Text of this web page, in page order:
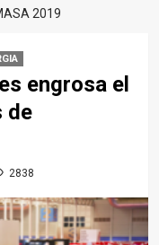
2019
engrosa el
de
2838